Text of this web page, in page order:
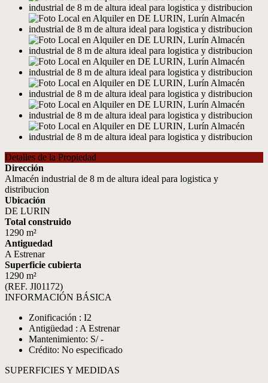
Detalles de la Propiedad
Dirección
Almacén industrial de 8 m de altura ideal para logistica y
distribucion
Ubicación
DE LURIN
Total construido
1290 m²
Antiguedad
A Estrenar
Superficie cubierta
1290 m²
(REF. JI01172)
INFORMACIÓN BÁSICA
Zonificación : I2
Antigüedad : A Estrenar
Mantenimiento: S/ -
Crédito: No especificado
SUPERFICIES Y MEDIDAS